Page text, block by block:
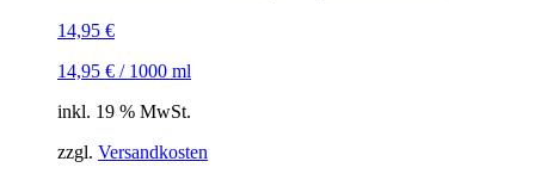
14,95 €
14,95 € / 1000 ml
inkl. 19 % MwSt.
zzgl. Versandkosten